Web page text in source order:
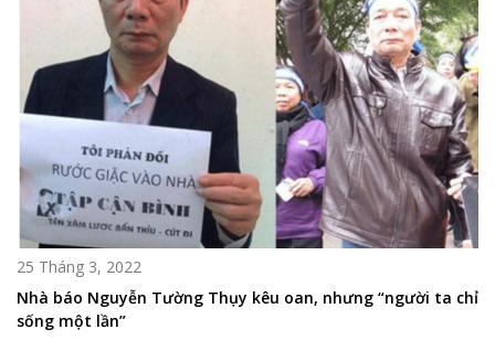
25 Tháng 3, 2022
Nhà báo Nguyễn Tường Thụy kêu oan, nhưng “người ta chỉ
sống một lần”